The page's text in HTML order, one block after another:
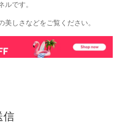
ルです。
美しさなどをご覧ください。
信